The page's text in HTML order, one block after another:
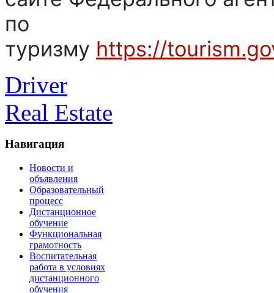
по
туризму https://
Driver
Real Estate
Навигация
Новости и
объявления
Образовательный
процесс
Дистанционное
обучение
Функциональная
грамотность
Воспитательная
работа в условиях
дистанционного
обучения